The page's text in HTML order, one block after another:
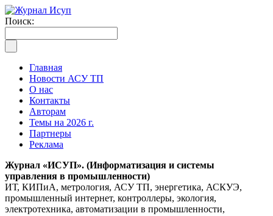
Поиск:
Главная
Новости АСУ ТП
О нас
Контакты
Авторам
Темы на 2026 г.
Партнеры
Реклама
Журнал «ИСУП». (Информатизация и системы
управления в промышленности)
ИТ, КИПиА, метрология, АСУ ТП, энергетика, АСКУЭ,
промышленный интернет, контроллеры, экология,
электротехника, автоматизации в промышленности,